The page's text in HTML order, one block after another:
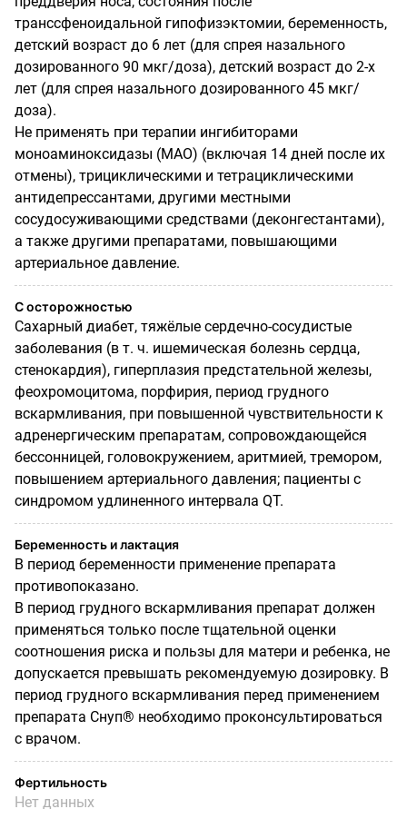
транссфеноидальной гипофизэктомии, беременность,
детский возраст до 6 лет (для спрея назального
дозированного 90 мкг/доза), детский возраст до 2-х
лет (для спрея назального дозированного 45 мкг/
доза).
Не применять при терапии ингибиторами
моноаминоксидазы (МАО) (включая 14 дней после их
отмены), трициклическими и тетрациклическими
антидепрессантами, другими местными
сосудосуживающими средствами (деконгестантами),
а также другими препаратами, повышающими
артериальное давление.
С осторожностью
Сахарный диабет, тяжёлые сердечно-сосудистые
заболевания (в т. ч. ишемическая болезнь сердца,
стенокардия), гиперплазия предстательной железы,
феохромоцитома, порфирия, период грудного
вскармливания, при повышенной чувствительности к
адренергическим препаратам, сопровождающейся
бессонницей, головокружением, аритмией, тремором,
повышением артериального давления; пациенты с
синдромом удлиненного интервала QT.
Беременность и лактация
В период беременности применение препарата
противопоказано.
В период грудного вскармливания препарат должен
применяться только после тщательной оценки
соотношения риска и пользы для матери и ребенка, не
допускается превышать рекомендуемую дозировку. В
период грудного вскармливания перед применением
препарата Снуп® необходимо проконсультироваться
с врачом.
Фертильность
Нет данных